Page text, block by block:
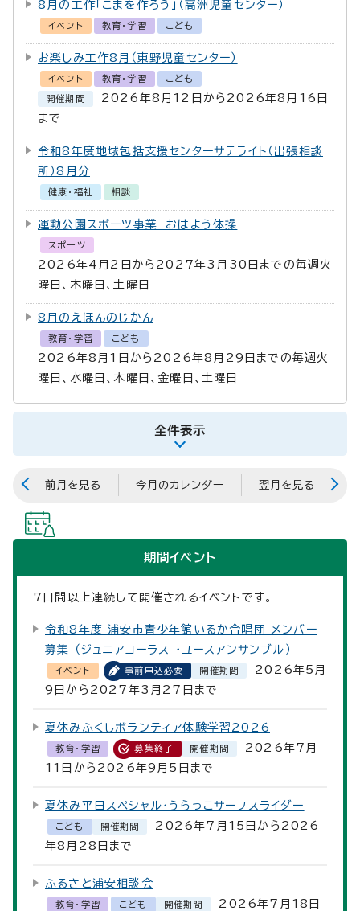
8月の工作「こまを作ろう」（高洲児童センター）
イベント 教育・学習 こども
お楽しみ工作8月（東野児童センター）
イベント 教育・学習 こども
開催期間
2026年8月12日から2026年8月16日
まで
令和8年度地域包括支援センターサテライト（出張相談
所）8月分
健康・福祉 相談
運動公園スポーツ事業 おはよう体操
スポーツ
2026年4月2日から2027年3月30日までの毎週火
曜日、木曜日、土曜日
8月のえほんのじかん
教育・学習 こども
2026年8月1日から2026年8月29日までの毎週火
曜日、水曜日、木曜日、金曜日、土曜日
全件表示
前月を見る 今月のカレンダー 翌月を見る
期間イベント
7 日間以上連続して開催されるイベントです。
令和8年度 浦安市青少年館いるか合唱団 メンバー
募集 （ジュニアコーラス ・ユースアンサンブル）
イベント 事前申込必要 開催期間
2026年5月
9日から2027年3月27日まで
夏休みふくしボランティア体験学習2026
教育・学習 募集終了 開催期間
2026年7月
11日から2026年9月5日まで
夏休み平日スペシャル・うらっこサーフスライダー
こども 開催期間
2026年7月15日から2026
年8月28日まで
ふるさと浦安相談会
教育・学習 こども 開催期間
2026年7月18日